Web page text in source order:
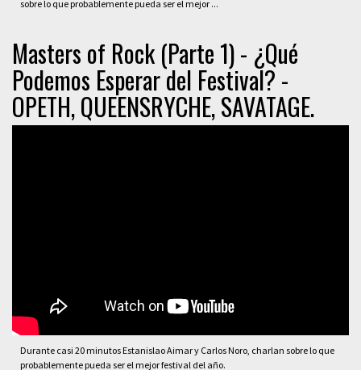
sobre lo que probablemente pueda ser el mejor ...
Masters of Rock (Parte 1) - ¿Qué
Podemos Esperar del Festival? -
OPETH, QUEENSRYCHE, SAVATAGE.
Durante casi 20 minutos Estanislao Aimar y Carlos Noro, charlan sobre lo que
probablemente pueda ser el mejor festival del año.